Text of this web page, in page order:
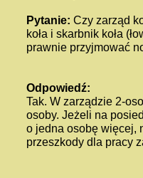
Pytanie: Czy zarząd
koła i skarbnik koła
prawnie przyjmować
Odpowiedź:
Tak. W zarządzie 2-
osoby. Jeżeli na
o jedna osobę więcej,
przeszkody dla pracy